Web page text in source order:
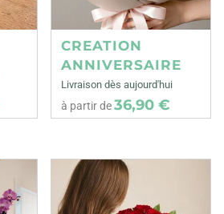
CREATION
ANNIVERSAIRE
Livraison dès aujourd'hui
à partir de36,90 €